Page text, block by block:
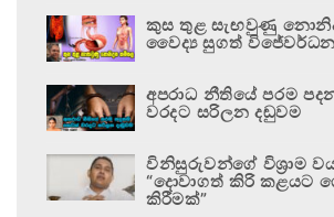
කුස තුළ සැඟවුණු
වෛද්‍ය සුගත්
අපරාධ නීතියේ පරම
වරදට සරිලන දඬුවම
විනිසුරුවන්ගේ විශ්‍රාම
“දොවාගත් කිරි කළයට
කිරීමක්”